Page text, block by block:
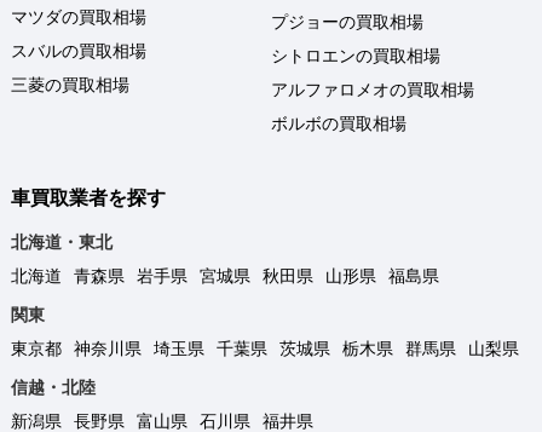
マツダの買取相場
スバルの買取相場
三菱の買取相場
プジョーの買取相場
シトロエンの買取相場
アルファロメオの買取相場
ボルボの買取相場
車買取業者を探す
北海道・東北
北海道
青森県 岩手県 宮城県 秋田県 山形県
福島県
関東
東京都
神奈川県 埼玉県 千葉県 茨城県 栃木県 群馬県
山梨県
信越・北陸
新潟県
長野県 富山県 石川県
福井県